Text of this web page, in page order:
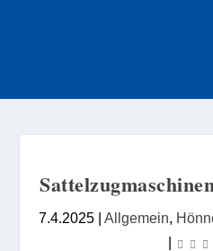
7.4.2025 | Allgemein,
|